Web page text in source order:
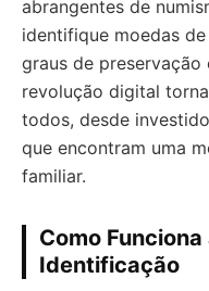
abrangentes de
identifique moedas
graus de preservação
revolução digital
todos, desde
que encontram uma
familiar.
Como
Identificação